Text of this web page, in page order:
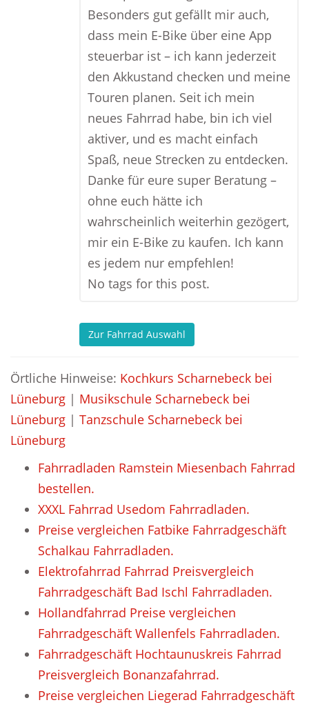
Besonders gut gefällt mir auch,
dass mein E-Bike über eine App
steuerbar ist – ich kann jederzeit
den Akkustand checken und meine
Touren planen. Seit ich mein
neues Fahrrad habe, bin ich viel
aktiver, und es macht einfach
Spaß, neue Strecken zu entdecken.
Danke für eure super Beratung –
ohne euch hätte ich
wahrscheinlich weiterhin gezögert,
mir ein E-Bike zu kaufen. Ich kann
es jedem nur empfehlen!
No tags for this post.
Zur Fahrrad Auswahl
Örtliche Hinweise: Kochkurs Scharnebeck bei
Lüneburg | Musikschule Scharnebeck bei
Lüneburg | Tanzschule Scharnebeck bei
Lüneburg
Fahrradladen Ramstein Miesenbach Fahrrad
bestellen.
XXXL Fahrrad Usedom Fahrradladen.
Preise vergleichen Fatbike Fahrradgeschäft
Schalkau Fahrradladen.
Elektrofahrrad Fahrrad Preisvergleich
Fahrradgeschäft Bad Ischl Fahrradladen.
Hollandfahrrad Preise vergleichen
Fahrradgeschäft Wallenfels Fahrradladen.
Fahrradgeschäft Hochtaunuskreis Fahrrad
Preisvergleich Bonanzafahrrad.
Preise vergleichen Liegerad Fahrradgeschäft